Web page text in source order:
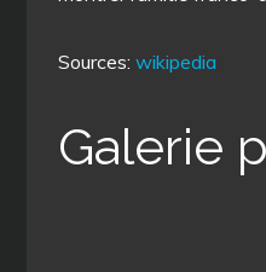
Sources:wikipedia
Galerie